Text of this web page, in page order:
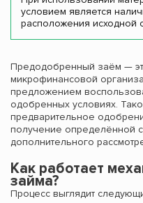
условием является
расположения исходной
Предодобренный заём —
микрофинансовой
предложением
одобренных условиях.
предварительное
получение определённой
дополнительного
Как работает
займа?
Процесс выглядит